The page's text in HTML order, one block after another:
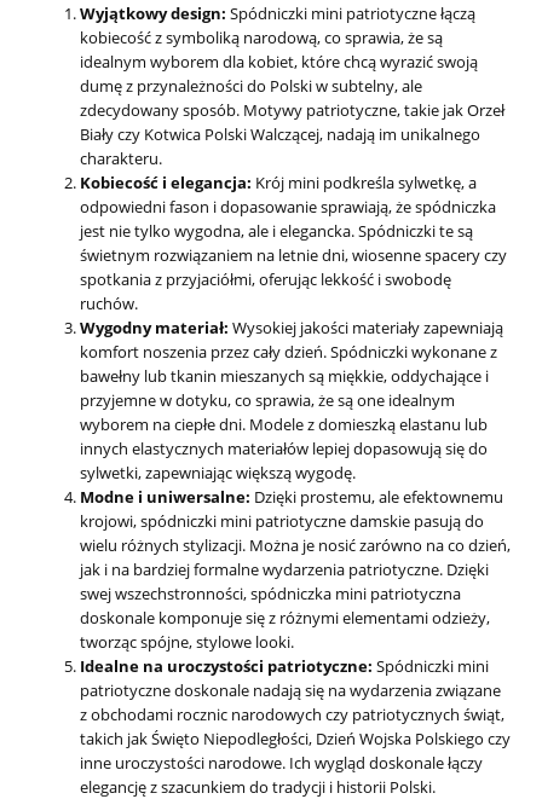
Wyjątkowy design: Spódniczki mini patriotyczne łączą
kobiecość z symboliką narodową, co sprawia, że są
idealnym wyborem dla kobiet, które chcą wyrazić swoją
dumę z przynależności do Polski w subtelny, ale
zdecydowany sposób. Motywy patriotyczne, takie jak Orzeł
Biały czy Kotwica Polski Walczącej, nadają im unikalnego
charakteru.
Kobiecość i elegancja: Krój mini podkreśla sylwetkę, a
odpowiedni fason i dopasowanie sprawiają, że spódniczka
jest nie tylko wygodna, ale i elegancka. Spódniczki te są
świetnym rozwiązaniem na letnie dni, wiosenne spacery czy
spotkania z przyjaciółmi, oferując lekkość i swobodę
ruchów.
Wygodny materiał: Wysokiej jakości materiały zapewniają
komfort noszenia przez cały dzień. Spódniczki wykonane z
bawełny lub tkanin mieszanych są miękkie, oddychające i
przyjemne w dotyku, co sprawia, że są one idealnym
wyborem na ciepłe dni. Modele z domieszką elastanu lub
innych elastycznych materiałów lepiej dopasowują się do
sylwetki, zapewniając większą wygodę.
Modne i uniwersalne: Dzięki prostemu, ale efektownemu
krojowi, spódniczki mini patriotyczne damskie pasują do
wielu różnych stylizacji. Można je nosić zarówno na co dzień,
jak i na bardziej formalne wydarzenia patriotyczne. Dzięki
swej wszechstronności, spódniczka mini patriotyczna
doskonale komponuje się z różnymi elementami odzieży,
tworząc spójne, stylowe looki.
Idealne na uroczystości patriotyczne: Spódniczki mini
patriotyczne doskonale nadają się na wydarzenia związane
z obchodami rocznic narodowych czy patriotycznych świąt,
takich jak Święto Niepodległości, Dzień Wojska Polskiego czy
inne uroczystości narodowe. Ich wygląd doskonale łączy
elegancję z szacunkiem do tradycji i historii Polski.